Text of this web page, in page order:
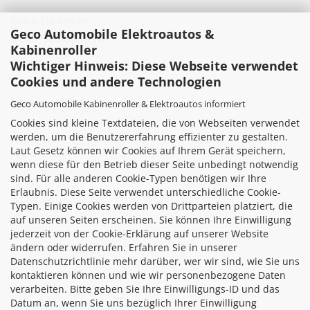
Geco Automobile Elektroautos &
Kabinenroller
Wichtiger Hinweis: Diese Webseite verwendet
Cookies und andere Technologien
Geco Automobile Kabinenroller & Elektroautos informiert
Cookies sind kleine Textdateien, die von Webseiten verwendet
werden, um die Benutzererfahrung effizienter zu gestalten.
Laut Gesetz können wir Cookies auf Ihrem Gerät speichern,
wenn diese für den Betrieb dieser Seite unbedingt notwendig
sind. Für alle anderen Cookie-Typen benötigen wir Ihre
Erlaubnis. Diese Seite verwendet unterschiedliche Cookie-
Typen. Einige Cookies werden von Drittparteien platziert, die
auf unseren Seiten erscheinen. Sie können Ihre Einwilligung
jederzeit von der Cookie-Erklärung auf unserer Website
ändern oder widerrufen. Erfahren Sie in unserer
Datenschutzrichtlinie mehr darüber, wer wir sind, wie Sie uns
kontaktieren können und wie wir personenbezogene Daten
verarbeiten. Bitte geben Sie Ihre Einwilligungs-ID und das
Datum an, wenn Sie uns bezüglich Ihrer Einwilligung
0209-380683916
Elektromobilität
Über uns
Facebook
Kundenservice
Fahrzeugcheck
Leasing
Nachhaltigkeit
Impressionen
Partner
Produktkatalog